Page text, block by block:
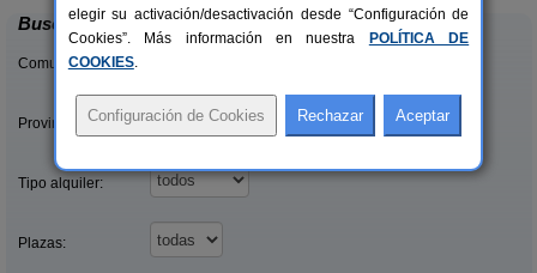
Buscar
Comunidades:
Provincias/Islas:
Tipo alquiler:
Plazas:
elegir su activación/desactivación desde “Configuración de
Cookies”. Más información en nuestra
POLÍTICA DE
COOKIES.